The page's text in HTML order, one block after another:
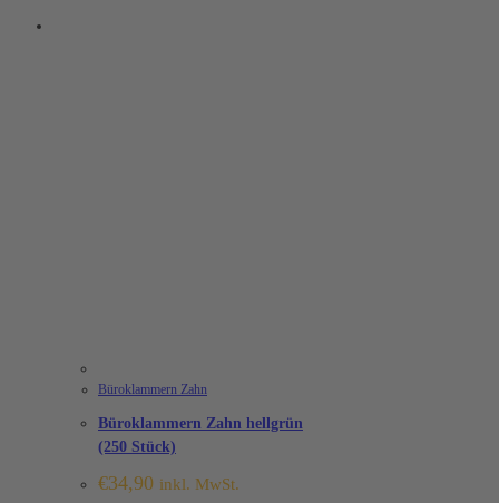
Büroklammern Zahn
Büroklammern Zahn hellgrün
(250 Stück)
€34,90 inkl. MwSt.